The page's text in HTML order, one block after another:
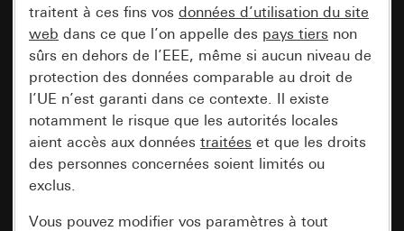
traitent à ces fins vos données d’utilisation du site
web dans ce que l’on appelle des pays tiers non
sûrs en dehors de l’EEE, même si aucun niveau de
protection des données comparable au droit de
l’UE n’est garanti dans ce contexte. Il existe
notamment le risque que les autorités locales
aient accès aux données traitées et que les droits
des personnes concernées soient limités ou
exclus.
Vous pouvez modifier vos paramètres à tout